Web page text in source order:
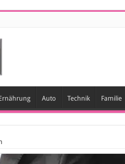
Auto Technik Familie